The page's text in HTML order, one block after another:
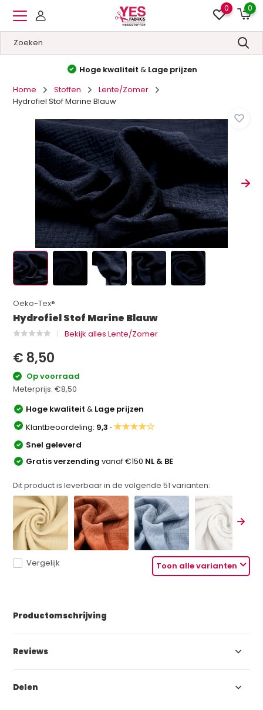
0 0
Hoge kwaliteit & Lage prijzen
Home
Stoffen
Lente/Zomer
Hydrofiel Stof Marine Blauw
Oeko-Tex®
Hydrofiel Stof Marine Blauw
Bekijk alles Lente/Zomer
€ 8,50
Op voorraad
Meterprijs:€8,50
Hoge kwaliteit& Lage prijzen
Klantbeoordeling: 9,3 ·★★★★☆
Snel geleverd
Gratis verzendingvanaf €150 NL & BE
Dit product is leverbaar in de volgende51 varianten:
Toon alle varianten
Vergelijk
Productomschrijving
Reviews
Delen